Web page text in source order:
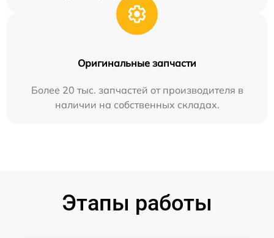
Оригинальные запчасти
Более 20 тыс. запчастей от производителя в
наличии на собственных складах.
Этапы работы